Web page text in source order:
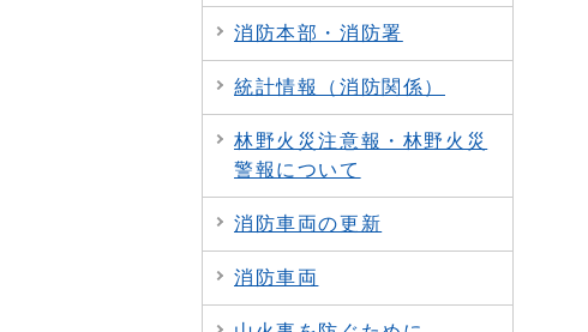
消防本部・消防署
統計情報（消防関係）
林野火災注意報・林野火災
警報について
消防車両の更新
消防車両